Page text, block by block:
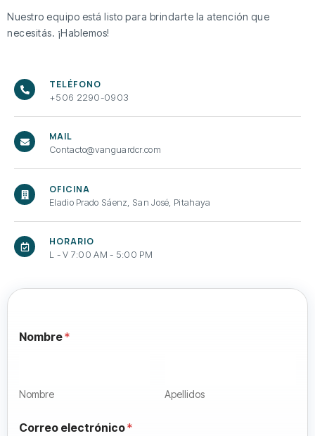
Nuestro equipo está listo para brindarte la atención que
necesitás. ¡Hablemos!
TELÉFONO
+506 2290-0903
MAIL
Contacto@vanguardcr.com
OFICINA
Eladio Prado Sáenz, San José, Pitahaya
HORARIO
L - V 7:00 AM - 5:00 PM
Nombre*
Nombre Apellidos
Correo electrónico*